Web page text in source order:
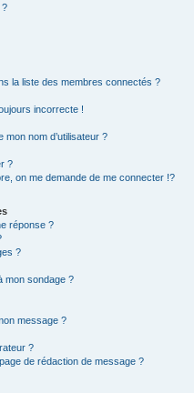
?
la liste des membres connectés ?
incorrecte !
nom d’utilisateur ?
?
on me demande de me connecter !?
réponse ?
?
mon sondage ?
message ?
?
de rédaction de message ?